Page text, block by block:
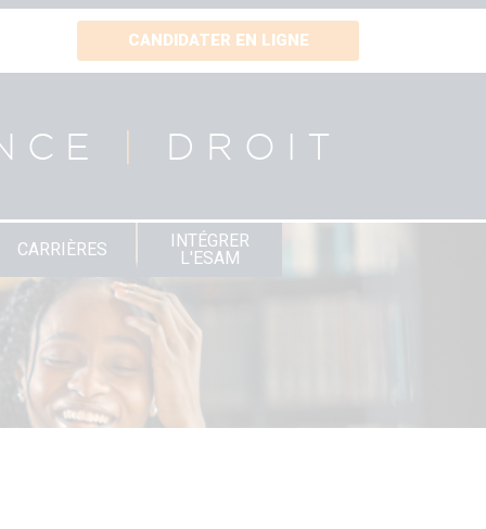
CANDIDATER EN LIGNE
DROIT
CARRIÈRES
INTÉGRER
L'ESAM